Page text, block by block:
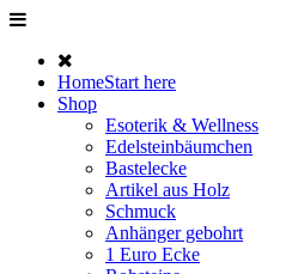
HomeStart here
Shop
Esoterik & Wellness
Edelsteinbäumchen
Bastelecke
Artikel aus Holz
Schmuck
Anhänger gebohrt
1 Euro Ecke